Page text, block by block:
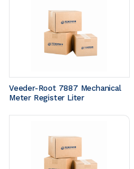
Veeder-Root 7887 Mechanical
Meter Register Liter